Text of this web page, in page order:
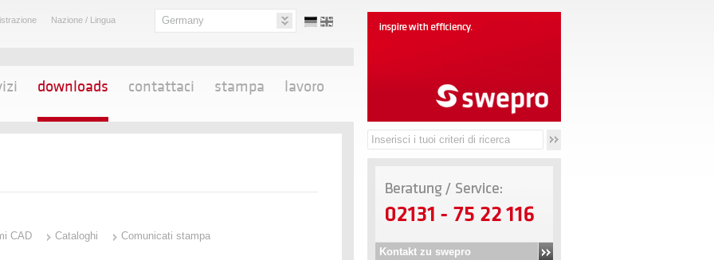
Nazione / Lingua Germany
Kontakt zu swepro
downloads contattaci stampa lavoro
CAD Cataloghi Comunicati stampa